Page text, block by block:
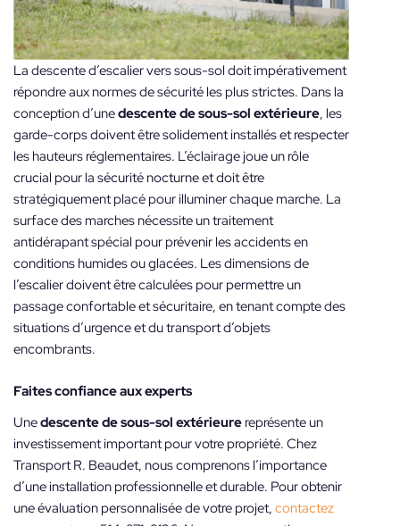
La descente d’escalier vers sous-sol doit impérativement
répondre aux normes de sécurité les plus strictes. Dans la
conception d’unedescente de sous-sol extérieure, les
garde-corps doivent être solidement installés et respecter
les hauteurs réglementaires. L’éclairage joue un rôle
crucial pour la sécurité nocturne et doit être
stratégiquement placé pour illuminer chaque marche. La
surface des marches nécessite un traitement
antidérapant spécial pour prévenir les accidents en
conditions humides ou glacées. Les dimensions de
l’escalier doivent être calculées pour permettre un
passage confortable et sécuritaire, en tenant compte des
situations d’urgence et du transport d’objets
encombrants.
Faites confiance aux experts
Unedescente de sous-sol extérieurereprésente un
investissement important pour votre propriété. Chez
Transport R. Beaudet, nous comprenons l’importance
d’une installation professionnelle et durable. Pour obtenir
une évaluation personnalisée de votre projet, contactez